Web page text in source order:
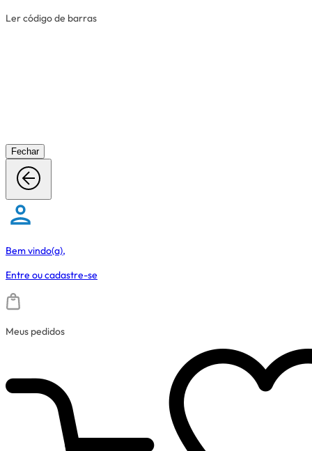
Ler código de barras
Fechar
Bem vindo(a),
Entre oucadastre-se
Meus pedidos